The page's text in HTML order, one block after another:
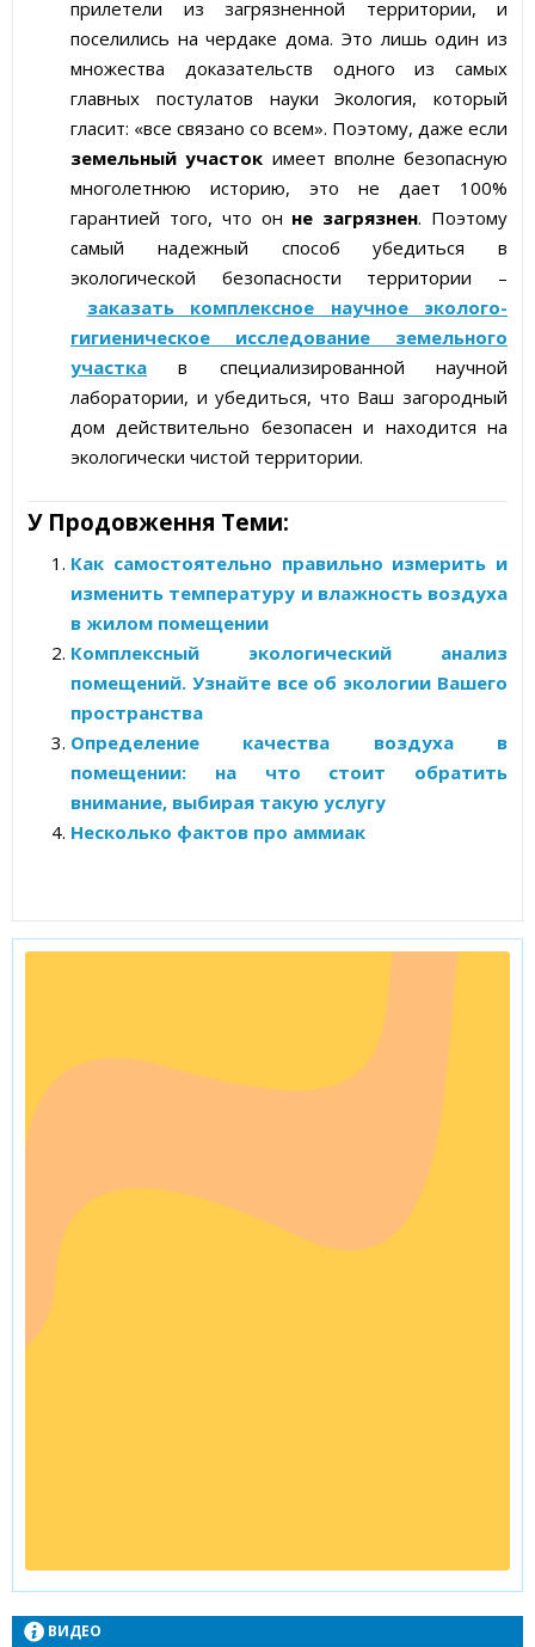
прилетели из загрязненной территории, и
поселились на чердаке дома. Это лишь один из
множества доказательств одного из самых
главных постулатов науки Экология, который
гласит: «все связано со всем». Поэтому, даже если
земельный участок имеет вполне безопасную
многолетнюю историю, это не дает 100%
гарантией того, что он не загрязнен. Поэтому
самый надежный способ убедиться в
экологической безопасности территории –
заказать комплексное научное эколого-
гигиеническое исследование земельного
участка в специализированной научной
лаборатории, и убедиться, что Ваш загородный
дом действительно безопасен и находится на
экологически чистой территории.
У Продовження Теми:
Как самостоятельно правильно измерить и
изменить температуру и влажность воздуха
в жилом помещении
Комплексный экологический анализ
помещений. Узнайте все об экологии Вашего
пространства
Определение качества воздуха в
помещении: на что стоит обратить
внимание, выбирая такую услугу
Несколько фактов про аммиак
ВИДЕО